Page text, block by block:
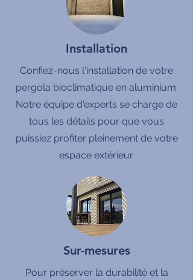
Installation
Confiez-nous l'installation de votre
pergola bioclimatique en aluminium.
Notre équipe d'experts se charge de
tous les détails pour que vous
puissiez profiter pleinement de votre
espace extérieur.
Sur-mesures
Pour préserver la durabilité et la